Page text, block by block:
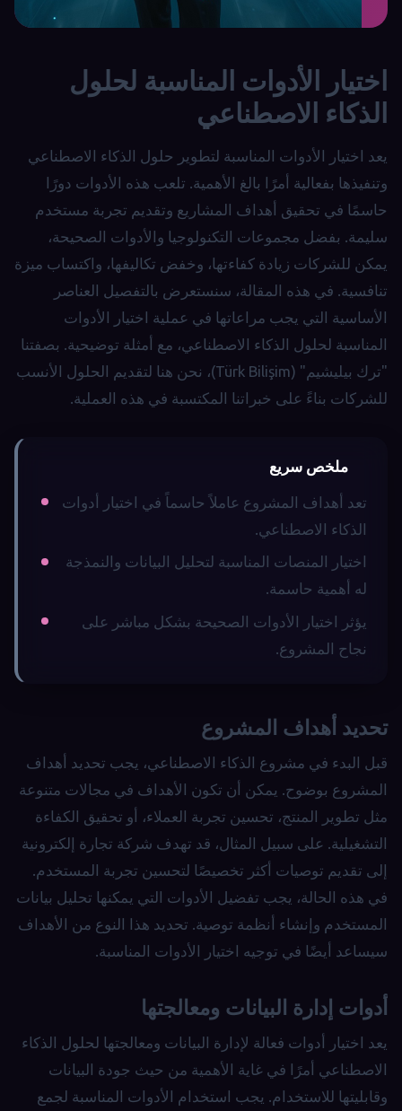
اختيار الأدوات المناسبة لحلول
الذكاء الاصطناعي
يعد اختيار الأدوات المناسبة لتطوير حلول الذكاء الاصطناعي
وتنفيذها بفعالية أمرًا بالغ الأهمية. تلعب هذه الأدوات دورًا
حاسمًا في تحقيق أهداف المشاريع وتقديم تجربة مستخدم
سليمة. بفضل مجموعات التكنولوجيا والأدوات الصحيحة،
يمكن للشركات زيادة كفاءتها، وخفض تكاليفها، واكتساب ميزة
تنافسية. في هذه المقالة، سنستعرض بالتفصيل العناصر
الأساسية التي يجب مراعاتها في عملية اختيار الأدوات
المناسبة لحلول الذكاء الاصطناعي، مع أمثلة توضيحية. بصفتنا
"ترك بيليشيم" (Türk Bilişim)، نحن هنا لتقديم الحلول الأنسب
للشركات بناءً على خبراتنا المكتسبة في هذه العملية.
ملخص سريع
تعد أهداف المشروع عاملاً حاسماً في اختيار أدوات
الذكاء الاصطناعي.
اختيار المنصات المناسبة لتحليل البيانات والنمذجة
له أهمية حاسمة.
يؤثر اختيار الأدوات الصحيحة بشكل مباشر على
نجاح المشروع.
تحديد أهداف المشروع
قبل البدء في مشروع الذكاء الاصطناعي، يجب تحديد أهداف
المشروع بوضوح. يمكن أن تكون الأهداف في مجالات متنوعة
مثل تطوير المنتج، تحسين تجربة العملاء، أو تحقيق الكفاءة
التشغيلية. على سبيل المثال، قد تهدف شركة تجارة إلكترونية
إلى تقديم توصيات أكثر تخصيصًا لتحسين تجربة المستخدم.
في هذه الحالة، يجب تفضيل الأدوات التي يمكنها تحليل بيانات
المستخدم وإنشاء أنظمة توصية. تحديد هذا النوع من الأهداف
سيساعد أيضًا في توجيه اختيار الأدوات المناسبة.
أدوات إدارة البيانات ومعالجتها
يعد اختيار أدوات فعالة لإدارة البيانات ومعالجتها لحلول الذكاء
الاصطناعي أمرًا في غاية الأهمية من حيث جودة البيانات
وقابليتها للاستخدام. يجب استخدام الأدوات المناسبة لجمع